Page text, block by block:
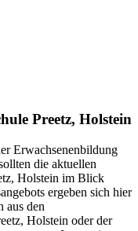
Preetz, Holstein
Erwachsenenbildung
die aktuellen
Holstein im Blick
ergeben sich hier
aus den
Holstein oder der